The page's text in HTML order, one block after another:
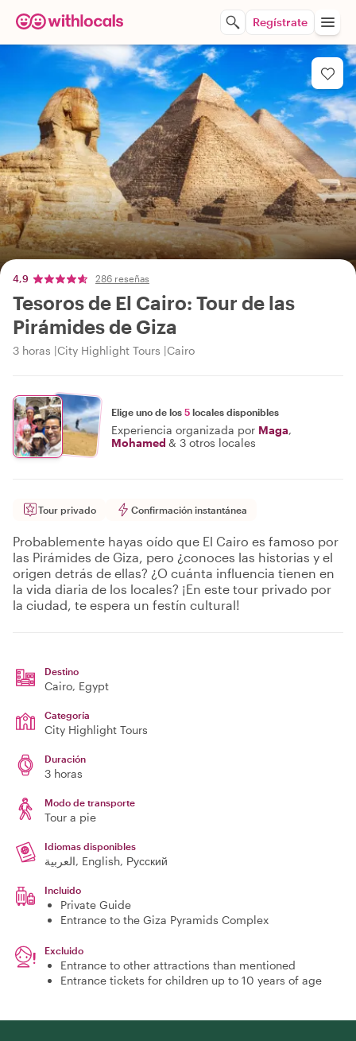
Regístrate
4,9 286 reseñas
Tesoros de El Cairo: Tour de las
Pirámides de Giza
3 horas City Highlight Tours Cairo
Elige uno de los 5 locales disponibles
Experiencia organizada por Maga,
Mohamed & 3 otros locales
Tour privado Confirmación instantánea
Probablemente hayas oído que El Cairo es famoso por
las Pirámides de Giza, pero ¿conoces las historias y el
origen detrás de ellas? ¿O cuánta influencia tienen en
la vida diaria de los locales? ¡En este tour privado por
la ciudad, te espera un festín cultural!
Destino
Cairo, Egypt
Categoría
City Highlight Tours
Duración
3 horas
Modo de transporte
Tour a pie
Idiomas disponibles
العربية, English, Русский
Incluido
Private Guide
Entrance to the Giza Pyramids Complex
Excluido
Entrance to other attractions than mentioned
Entrance tickets for children up to 10 years of age